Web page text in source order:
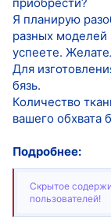
Я планирую
разных моделей
успеете.
Для
бязь.
Количество
вашего обхвата
Подробнее:
Скрытое
пользователей!